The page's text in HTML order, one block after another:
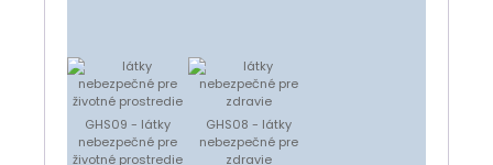
GHS09 - látky
nebezpečné pre
životné prostredie
GHS08 - látky
nebezpečné pre
zdravie